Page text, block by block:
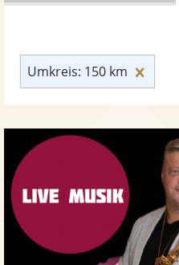
Umkreis: 150 km